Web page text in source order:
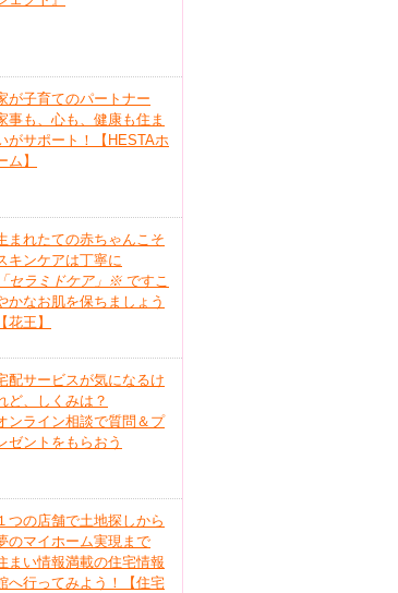
が子育てのパートナー
事も、心も、健康も住ま
がサポート！【HESTAホ
ム】
まれたての赤ちゃんこそ
キンケアは丁寧に
「セラミドケア」 ※ ですこ
かなお肌を保ちましょう
【花王】
配サービスが気になるけ
ど、しくみは？
ンライン相談で質問＆プ
ゼントをもらおう
つの店舗で土地探しから
のマイホーム実現まで
まい情報満載の住宅情報
へ行ってみよう！【住宅